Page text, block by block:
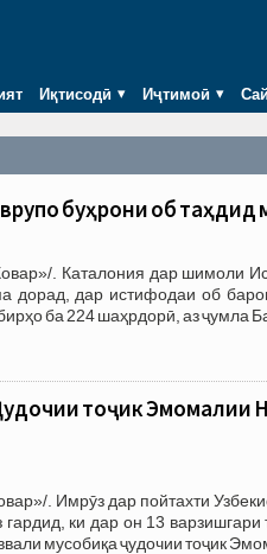
Иқтисодӣ Иҷтимоӣ
буҳрони об таҳдид
. Каталония дар шимоли
дорад, дар истифодаи об
ба 224 шаҳрдорӣ, аз ҷумла
Ҷудочии тоҷик
. Имрӯз дар пойтахти
ки дар он 13
мусобиқа ҷудочии тоҷик